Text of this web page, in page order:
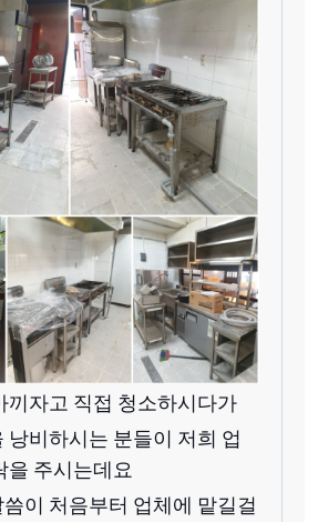
끼자고 직접 청소하시다가
낭비하시는 분들이 저희 업
을 주시는데요
이 처음부터 업체에 맡길걸